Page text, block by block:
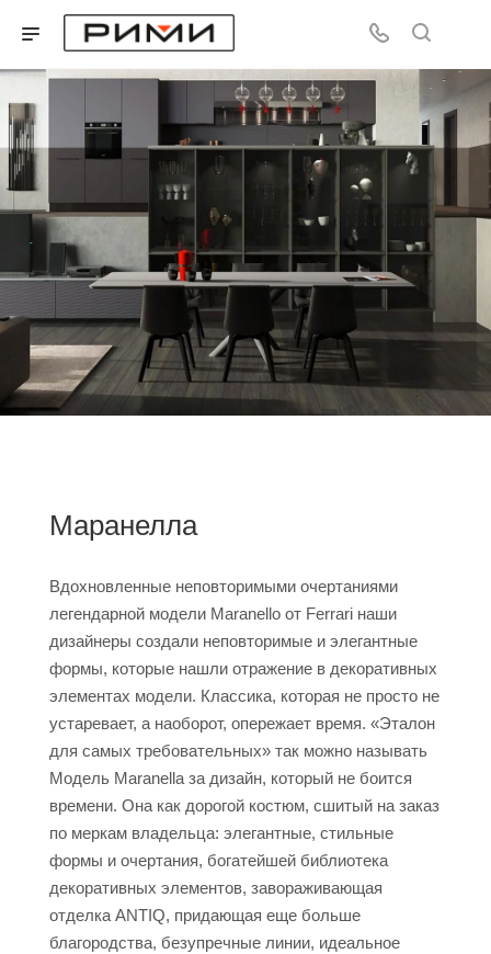
Маранелла
Вдохновленные неповторимыми очертаниями
легендарной модели Maranello от Ferrari наши
дизайнеры создали неповторимые и элегантные
формы, которые нашли отражение в декоративных
элементах модели. Классика, которая не просто не
устаревает, а наоборот, опережает время. «Эталон
для самых требовательных» так можно называть
Модель Maranella за дизайн, который не боится
времени. Она как дорогой костюм, сшитый на заказ
по меркам владельца: элегантные, стильные
формы и очертания, богатейшей библиотека
декоративных элементов, завораживающая
отделка ANTIQ, придающая еще больше
благородства, безупречные линии, идеальное